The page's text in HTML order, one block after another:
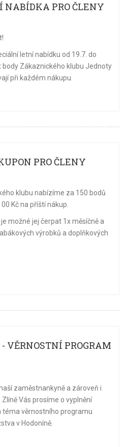
NABÍDKA PRO ČLENY
letní nabídku od 19.7. do
body Zákaznického klubu Jednoty
při každém nákupu.
PRO ČLENY
klubu nabízíme za 150 bodů
Kč na příští nákup.
možné jej čerpat 1x měsíčně a
výrobků a doplňkových
VĚRNOSTNÍ PROGRAM
zaměstnankyně a zároveň i
Vás prosíme o vyplnění
věrnostního programu
v Hodoníně.